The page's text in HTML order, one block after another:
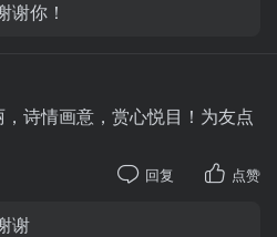
谢你！
诗情画意，赏心悦目！为友点
回复 点赞
谢